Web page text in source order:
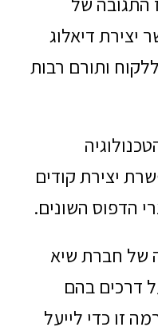
יצירת דיאלוג
ותורם רבות
יצירת קודים
של חברת שיא
דרכים בהם
זו כדי לייעל